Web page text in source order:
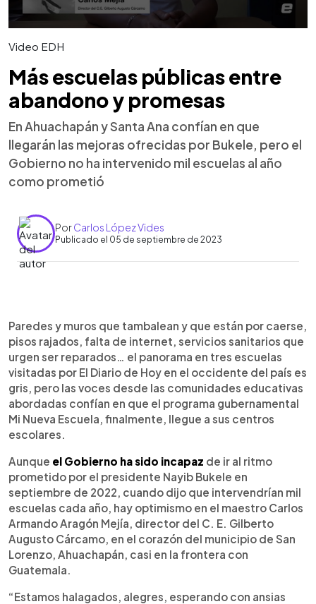
Video EDH
Más escuelas públicas entre
abandono y promesas
En Ahuachapán y Santa Ana confían en que
llegarán las mejoras ofrecidas por Bukele, pero el
Gobierno no ha intervenido mil escuelas al año
como prometió
PorCarlos López Vides
Publicado el 05 de septiembre de 2023
Escuchar artículo
Paredes y muros que tambalean y que están por caerse,
pisos rajados, falta de internet, servicios sanitarios que
urgen ser reparados… el panorama en tres escuelas
visitadas por El Diario de Hoy en el occidente del país es
gris, pero las voces desde las comunidades educativas
abordadas confían en que el programa gubernamental
Mi Nueva Escuela, finalmente, llegue a sus centros
escolares.
Aunque el Gobierno ha sido incapaz de ir al ritmo
prometido por el presidente Nayib Bukele en
septiembre de 2022, cuando dijo que intervendrían mil
escuelas cada año, hay optimismo en el maestro Carlos
Armando Aragón Mejía, director del C. E. Gilberto
Augusto Cárcamo, en el corazón del municipio de San
Lorenzo, Ahuachapán, casi en la frontera con
Guatemala.
“Estamos halagados, alegres, esperando con ansias